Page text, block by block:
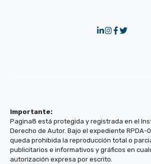
Importante:
Pagina8 está protegida y registrada en el
Derecho de Autor. Bajo el expediente RPDA-
queda prohibida la reproducción total o
publicitarios e informativos y gráficos en
autorización expresa por escrito.